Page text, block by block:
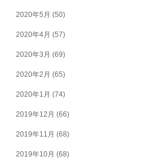
2020年5月 (50)
2020年4月 (57)
2020年3月 (69)
2020年2月 (65)
2020年1月 (74)
2019年12月 (66)
2019年11月 (68)
2019年10月 (68)